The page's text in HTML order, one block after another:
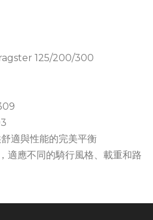
125/200/300
適與性能的完美平衡
適應不同的騎行風格、載重和路